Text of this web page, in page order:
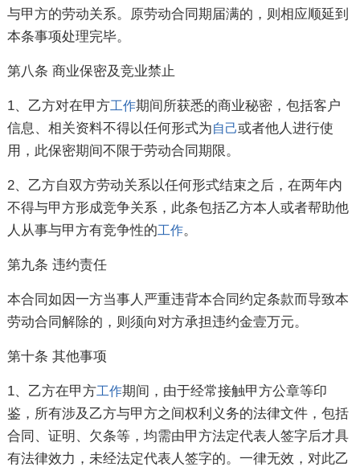
与甲方的劳动关系。原劳动合同期届满的，则相应顺延到
本条事项处理完毕。
第八条 商业保密及竞业禁止
1、乙方对在甲方工作期间所获悉的商业秘密，包括客户
信息、相关资料不得以任何形式为自己或者他人进行使
用，此保密期间不限于劳动合同期限。
2、乙方自双方劳动关系以任何形式结束之后，在两年内
不得与甲方形成竞争关系，此条包括乙方本人或者帮助他
人从事与甲方有竞争性的工作。
第九条 违约责任
本合同如因一方当事人严重违背本合同约定条款而导致本
劳动合同解除的，则须向对方承担违约金壹万元。
第十条 其他事项
1、乙方在甲方工作期间，由于经常接触甲方公章等印
鉴，所有涉及乙方与甲方之间权利义务的法律文件，包括
合同、证明、欠条等，均需由甲方法定代表人签字后才具
有法律效力，未经法定代表人签字的。一律无效，对此乙